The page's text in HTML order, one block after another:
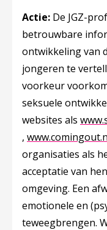
Actie: De JGZ-
betrouwbare
ontwikkeling van
jongeren te
voorkeur
seksuele
websites als
Deze linkt opent
,
organisaties als
acceptatie van
omgeving. Een
emotionele en
teweegbrengen.